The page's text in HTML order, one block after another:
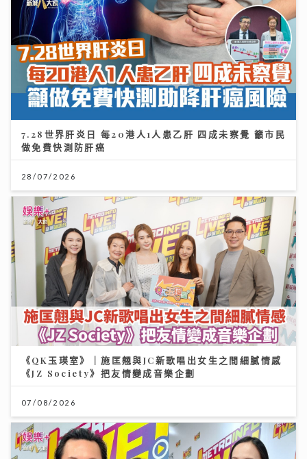
7.28世界肝炎日 每20港人1人患乙肝 四成未察覺 籲市民
做免費快測防肝癌
28/07/2026
《QK玉瑛室》｜施匡翹與JC新歌唱出女生之間細膩情感
《JZ Society》把友情變成音樂企劃
07/08/2026